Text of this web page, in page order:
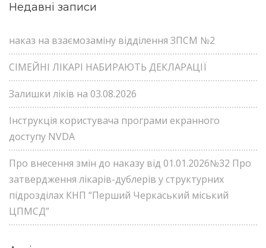
Недавні записи
наказ на взаємозаміну відділення ЗПСМ №2
СІМЕЙНІ ЛІКАРІ НАБИРАЮТЬ ДЕКЛАРАЦІЇ
Залишки ліків на 03.08.2026
Інструкція користувача програми екранного
доступу NVDA
Про внесення змін до наказу від 01.01.2026№32 Про
затвердження лікарів-дублерів у структурних
підрозділах КНП “Перший Черкаський міський
ЦПМСД”